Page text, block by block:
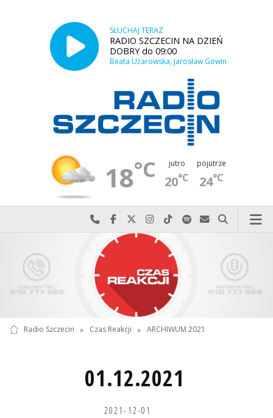
SŁUCHAJ TERAZ
RADIO SZCZECIN NA DZIEŃ
DOBRY do 09:00
Beata Użarowska, Jarosław Gowin
18°C jutro
20°C
pojutrze
24°C
Najlepiej po prostu do nas zadzwoń
Odwiedź nas na Facebook-u
Odwiedź nas na X
Odwiedź nas na Instagram-ie
Odwiedź nas na TikTok-u
Szukaj nas na Spotify
Wyślij do nas
Szukaj
Radio Szczecin » Czas Reakcji » ARCHIWUM 2021
01.12.2021
2021-12-01